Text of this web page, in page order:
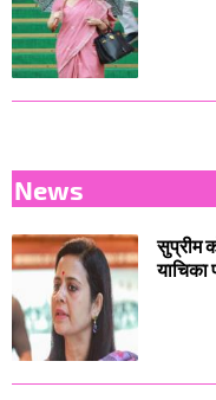
News
सुप्रीम
याचिका